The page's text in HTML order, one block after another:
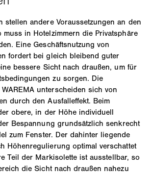
stellen andere Voraussetzungen an den
muss in Hotelzimmern die Privatsphäre
Eine Geschäftsnutzung von
fordert bei gleich bleibend guter
bessere Sicht nach draußen, um für
zu sorgen. Die
unterscheiden sich von
durch den Ausfalleffekt. Beim
obere, in der Höhe individuell
Bespannung grundsätzlich senkrecht
zum Fenster. Der dahinter liegende
Höhenregulierung optimal verschattet
Teil der Markisolette ist ausstellbar, so
die Sicht nach draußen nahezu